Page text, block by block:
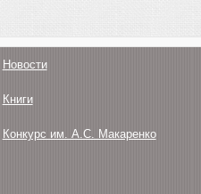
Новости
Книги
Конкурс им. А.С. Макаренко